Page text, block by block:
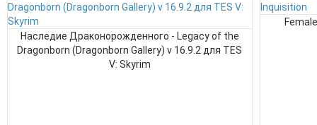
Наследие Драконорожденного - Legacy of the
Dragonborn (Dragonborn Gallery) v 16.9.2 для TES
V: Skyrim